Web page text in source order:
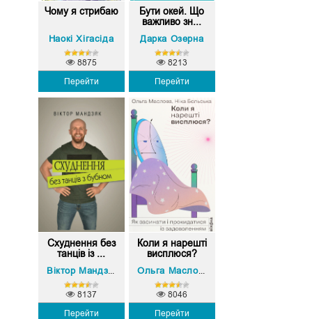
Чому я стрибаю
Наокі Хігасіда
Перейти
8875
Бути окей. Що
важливо зн...
Дарка Озерна
Перейти
8213
Схуднення без
танців із ...
Перейти
8137
Коли я нарешті
висплюся?
Ольга Маслова
Перейти
8046